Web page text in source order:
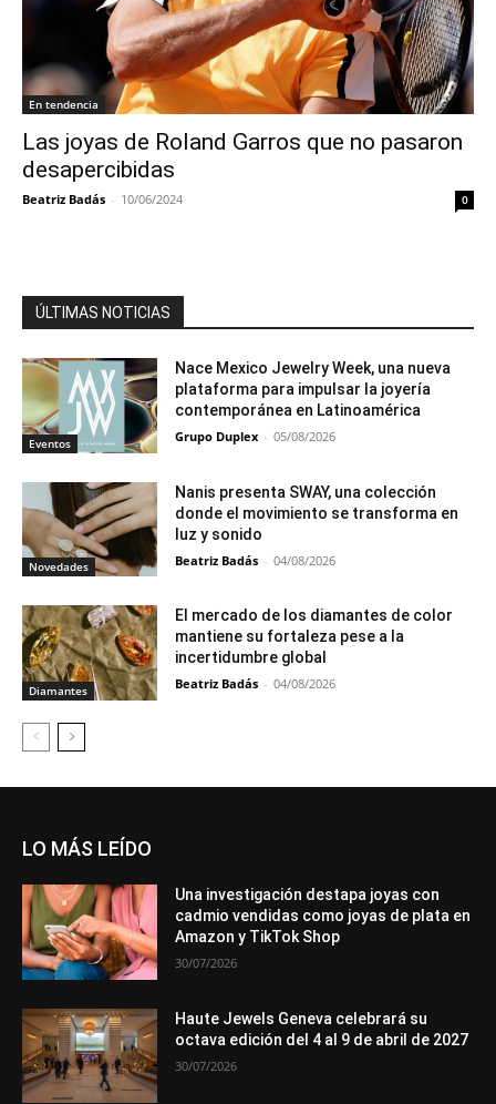
En tendencia
Las joyas de Roland Garros que no pasaron
desapercibidas
Beatriz Badás - 10/06/2024 0
ÚLTIMAS NOTICIAS
Eventos
Nace Mexico Jewelry Week, una nueva
plataforma para impulsar la joyería
contemporánea en Latinoamérica
Grupo Duplex - 05/08/2026
Novedades
Nanis presenta SWAY, una colección
donde el movimiento se transforma en
luz y sonido
Beatriz Badás - 04/08/2026
Diamantes
El mercado de los diamantes de color
mantiene su fortaleza pese a la
incertidumbre global
Beatriz Badás - 04/08/2026
LO MÁS LEÍDO
Una investigación destapa joyas con
cadmio vendidas como joyas de plata en
Amazon y TikTok Shop
30/07/2026
Haute Jewels Geneva celebrará su
octava edición del 4 al 9 de abril de 2027
30/07/2026